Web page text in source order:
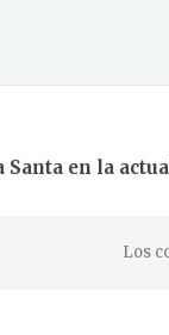
Santa en la
Los